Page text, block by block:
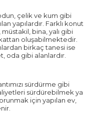
çelik ve kum gibi
yapılardır. Farklı konut
bina, yalı gibi
oluşabilmektedir.
birkaç tanesi ise
oda gibi alanlardır.
sürdürme gibi
sürdürebilmek ya
için yapılan ev,